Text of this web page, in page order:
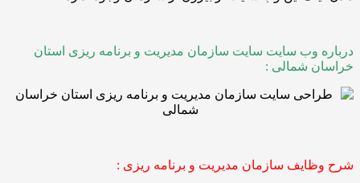
وب سایت سایت سازمان مدیریت و برنامه ریزی استان
شمالی :
سازمان مدیریت و برنامه ریزی :